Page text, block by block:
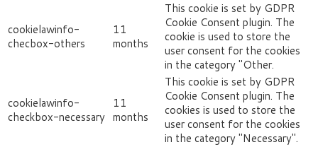
cookielawinfo-
checbox-others
11
months
This cookie is set by GDPR
Cookie Consent plugin. The
cookie is used to store the
user consent for the cookies
in the category "Other.
cookielawinfo-
checkbox-necessary
11
months
This cookie is set by GDPR
Cookie Consent plugin. The
cookies is used to store the
user consent for the cookies
in the category "Necessary".